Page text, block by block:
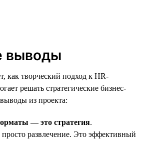
выводы
как творческий подход к HR-
решать стратегические бизнес-
из проекта:
— это стратегия.
развлечение. Это эффективный